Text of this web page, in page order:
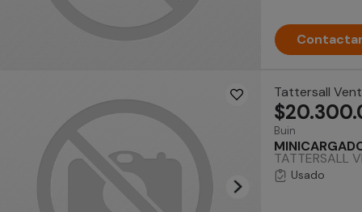
Tattersall
Buin
TATTERSALL
Usado